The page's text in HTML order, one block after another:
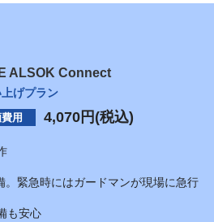
ALSOK Connect
げプラン
用 4,070 円(税込)
。緊急時にはガードマンが現場に急行
も安心